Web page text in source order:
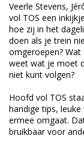
Veerle Stevens,
vol TOS een
hoe zij in het
doen als je trein
omgeroepen?
weet wat je moet
niet kunt volgen?
Hoofd vol TOS
handige tips,
ermee omgaat.
bruikbaar voor